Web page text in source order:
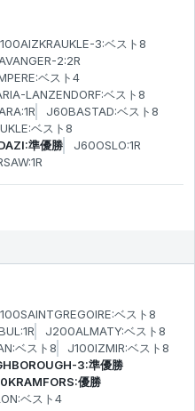
3:ベスト8
2:2R
ベスト4
LANZENDORF:ベスト8
J60BASTAD:ベスト8
ベスト8
準優勝
J60OSLO:1R
ベスト8
J200ALMATY:ベスト8
ベスト8
J100IZMIR:ベスト8
3:準優勝
優勝
ベスト4